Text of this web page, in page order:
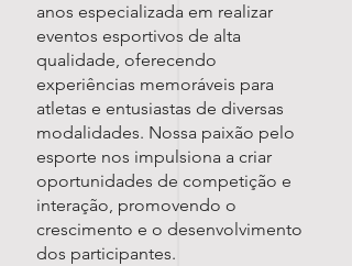
anos especializada em realizar
eventos esportivos de alta
qualidade, oferecendo
experiências memoráveis para
atletas e entusiastas de diversas
modalidades. Nossa paixão pelo
esporte nos impulsiona a criar
oportunidades de competição e
interação, promovendo o
crescimento e o desenvolvimento
dos participantes.